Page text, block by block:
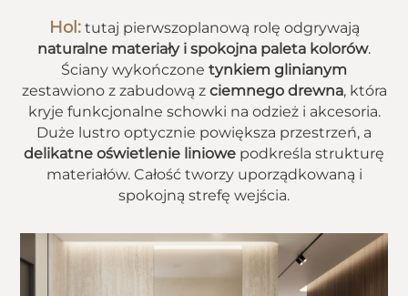
Hol:tutaj pierwszoplanową rolę odgrywają
naturalne materiały i spokojna paleta kolorów.
Ściany wykończone tynkiem glinianym
zestawiono z zabudową z ciemnego drewna, która
kryje funkcjonalne schowki na odzież i akcesoria.
Duże lustro optycznie powiększa przestrzeń, a
delikatne oświetlenie liniowe podkreśla strukturę
materiałów. Całość tworzy uporządkowaną i
spokojną strefę wejścia.